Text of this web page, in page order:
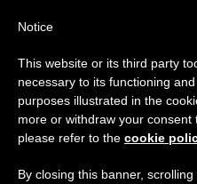
Aviso
Del 27 de julio al 7 de
anual, aprovechando
se generan menos
Notice
This website or its third party
necessary to its functioning
purposes illustrated in the
more or withdraw your consent
please refer to the cookie
By closing this banner,